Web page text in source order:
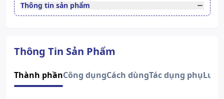
Thông tin sản phẩm
Thông Tin Sản Phẩm
Thành phầnCông dụngCách dùngTác dụng phụLưu